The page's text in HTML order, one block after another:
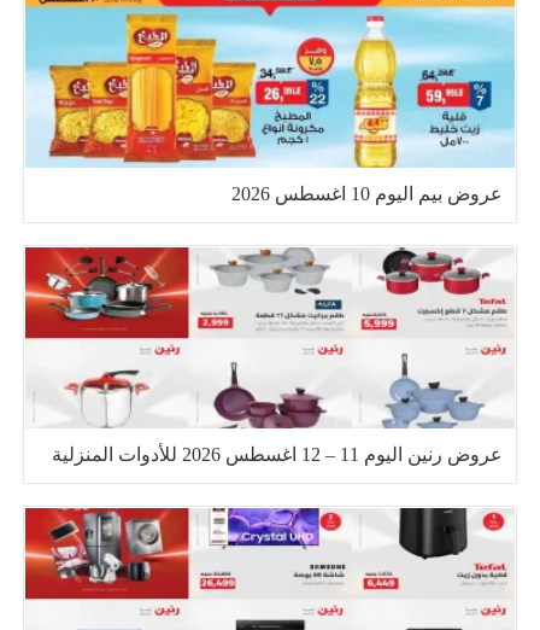
عروض بيم اليوم 10 اغسطس 2026
عروض رنين اليوم 11 – 12 اغسطس 2026 للأدوات المنزلية